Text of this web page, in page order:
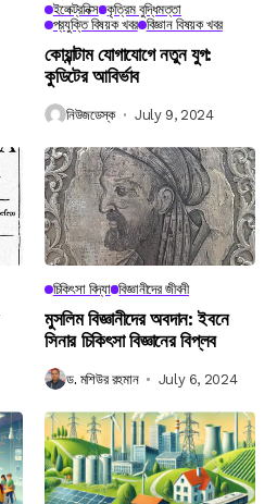
ইলেক্ট্রনিক্স কৃত্রিম বুদ্ধিমত্তা
প্রযুক্তি বিষয়ক খবর বিজ্ঞান বিষয়ক খবর
কোয়ান্টাম যোগাযোগে নতুন যুগ:
কুডিটের আবির্ভাব
নিউজডেস্ক July 9, 2024
চিকিৎসা বিদ্যা বিজ্ঞানীদের জীবনী
মুসলিম বিজ্ঞানীদের অবদান: ইবনে
সিনার চিকিৎসা বিজ্ঞানের বিপ্লব
ড. মশিউর রহমান July 6, 2024